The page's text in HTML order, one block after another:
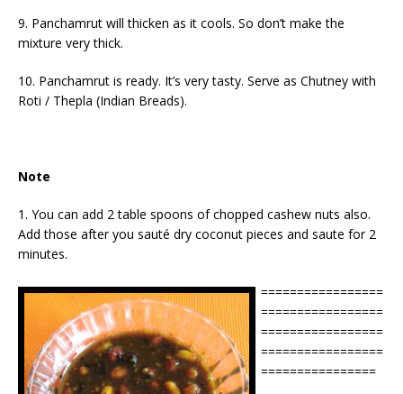
9. Panchamrut will thicken as it cools. So don’t make the
mixture very thick.
10. Panchamrut is ready. It’s very tasty. Serve as Chutney with
Roti / Thepla (Indian Breads).
Note
1. You can add 2 table spoons of chopped cashew nuts also.
Add those after you sauté dry coconut pieces and saute for 2
minutes.
=================
=================
=================
=================
================